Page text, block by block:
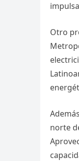
Otro
norte